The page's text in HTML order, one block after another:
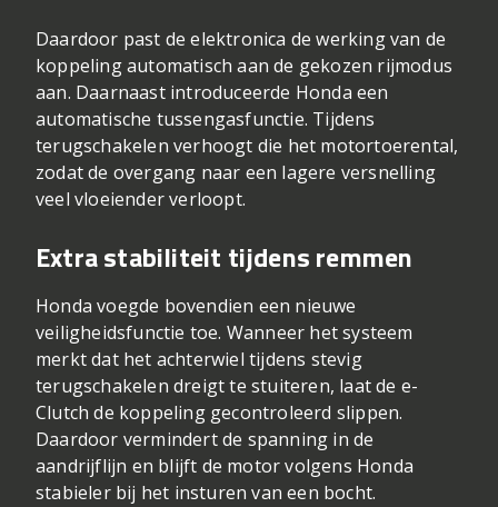
Daardoor past de elektronica de werking van de
koppeling automatisch aan de gekozen rijmodus
aan. Daarnaast introduceerde Honda een
automatische tussengasfunctie. Tijdens
terugschakelen verhoogt die het motortoerental,
zodat de overgang naar een lagere versnelling
veel vloeiender verloopt.
Extra stabiliteit tijdens remmen
Honda voegde bovendien een nieuwe
veiligheidsfunctie toe. Wanneer het systeem
merkt dat het achterwiel tijdens stevig
terugschakelen dreigt te stuiteren, laat de e-
Clutch de koppeling gecontroleerd slippen.
Daardoor vermindert de spanning in de
aandrijflijn en blijft de motor volgens Honda
stabieler bij het insturen van een bocht.